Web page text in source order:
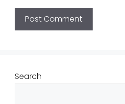
Search